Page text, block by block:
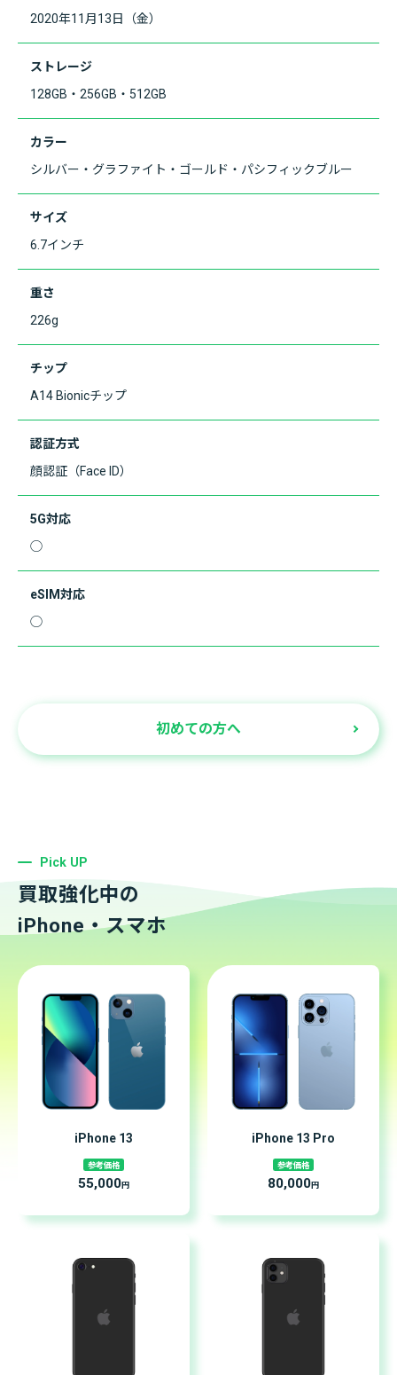
2020年11月13日（金）
ストレージ
128GB・256GB・512GB
カラー
シルバー・グラファイト・ゴールド・パシフィックブルー
サイズ
6.7インチ
重さ
226g
チップ
A14 Bionicチップ
認証方式
顔認証（Face ID）
5G対応
◯
eSIM対応
◯
初めての方へ
Pick UP
買取強化中の
iPhone・スマホ
iPhone 13
参考価格
55,000円
iPhone 13 Pro
参考価格
80,000円